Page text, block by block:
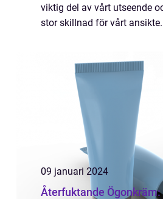
viktig del av vårt utseende
stor skillnad för vårt
09 januari 2024
Återfuktande